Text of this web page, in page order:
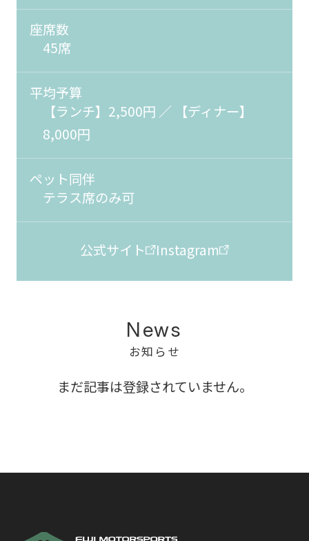
座席数
45席
平均予算
【ランチ】2,500円 ／ 【ディナー】
8,000円
ペット同伴
テラス席のみ可
公式サイト Instagram
News
お知らせ
まだ記事は登録されていません。